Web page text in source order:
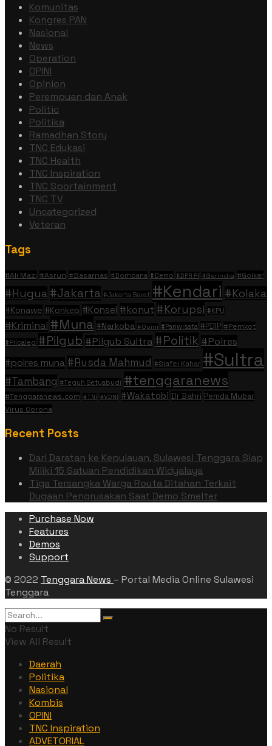
Komunitas
Kongres PAN
Nasional
News
Operation
OPINI
Opinion
Perempuan dan Anak
Politic
Politika
Ramadhan Story
TNC Edukasi
TNC Health
TNC Inspiration
TNC Sportainment
TNC TV
Uncategorized
Veteran
Tags
#Ali Mazi #Asrun #Basarnas #Bombana #Demo #DPR RI #Gerindra #Golkar
#Hugua #Jakarta #Jakarta Barat #Kendari #Kolaka
#Konawe #Konkep #Konsel #konut #Korupsi #KPU
#Kriminal #Muna #Narkoba #Opini #Pariwisata #PDIP #Pemkot
#Pilcaleg #Pilgub #Pilgub Sultra #Politik #Polres
#polres muna #Rusda Mahmud #Sjafei Kahar #Sultra
#Tambang #Teguh Setyabudi #tenggaranews
#Tenggaranews.com #TNI #VDNI #Wakatobi Dr Bahri Pemda Mubar
Virus Corona
Recent Posts
Dari Daratan ke Kepulauan, Sulawesi Tenggara Siap
Miliki 15 Satuan Pendidikan Widyalaya
Tiga Tersangka Warga Routa Ditahan Terkait
Dugaan Pengrusakan Saat Demo Smelter
Purchase Now
Features
Demos
Support
© 2022 Tenggara News – Portal Media Online Sulawesi
Tenggara
No Result
View All Result
Daerah
Politika
Nasional
Kombis
OPINI
TNC Inspiration
ADVETORIAL